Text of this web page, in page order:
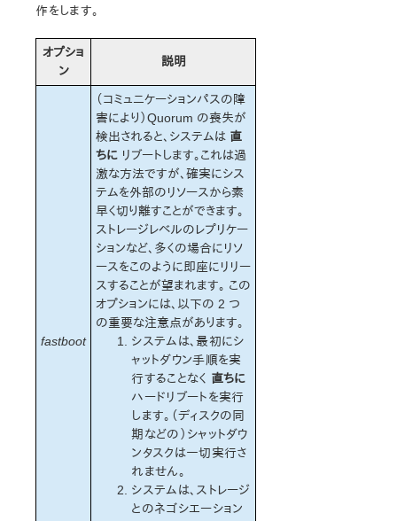
作をします。
オプショ
ン
説明
fastboot
（コミュニケーションパスの障
害により）Quorum の喪失が
検出されると、システムは 直
ちに リブートします。これは過
激な方法ですが、確実にシス
テムを外部のリソースから素
早く切り離すことができます。
ストレージレベルのレプリケー
ションなど、多くの場合にリソ
ースをこのように即座にリリー
スすることが望まれます。 この
オプションには、以下の 2 つ
の重要な注意点があります。
システムは、最初にシ
ャットダウン手順を実
行することなく 直ちに
ハードリブートを実行
します。（ディスクの同
期などの）シャットダウ
ンタスクは一切実行さ
れません。
システムは、ストレージ
とのネゴシエーション